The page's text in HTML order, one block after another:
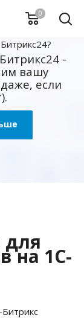
0
-
вашу
если
на 1С-